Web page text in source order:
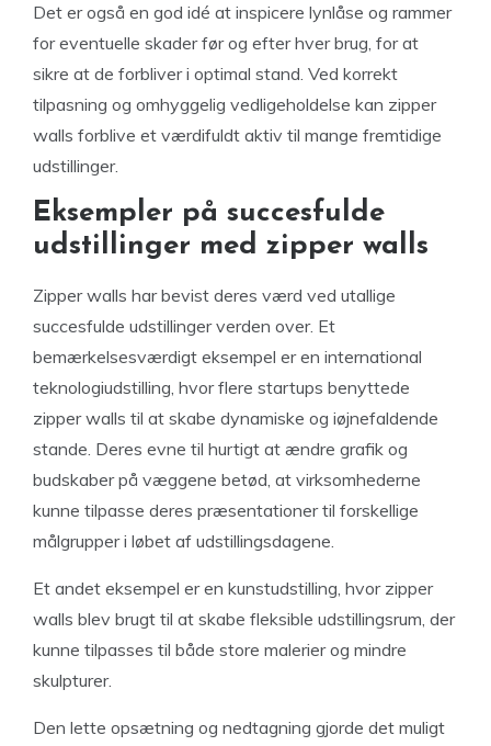
Det er også en god idé at inspicere lynlåse og rammer
for eventuelle skader før og efter hver brug, for at
sikre at de forbliver i optimal stand. Ved korrekt
tilpasning og omhyggelig vedligeholdelse kan zipper
walls forblive et værdifuldt aktiv til mange fremtidige
udstillinger.
Eksempler på succesfulde
udstillinger med zipper walls
Zipper walls har bevist deres værd ved utallige
succesfulde udstillinger verden over. Et
bemærkelsesværdigt eksempel er en international
teknologiudstilling, hvor flere startups benyttede
zipper walls til at skabe dynamiske og iøjnefaldende
stande. Deres evne til hurtigt at ændre grafik og
budskaber på væggene betød, at virksomhederne
kunne tilpasse deres præsentationer til forskellige
målgrupper i løbet af udstillingsdagene.
Et andet eksempel er en kunstudstilling, hvor zipper
walls blev brugt til at skabe fleksible udstillingsrum, der
kunne tilpasses til både store malerier og mindre
skulpturer.
Den lette opsætning og nedtagning gjorde det muligt